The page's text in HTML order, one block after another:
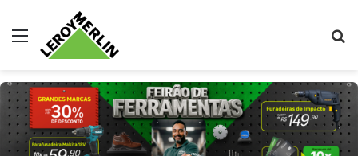
Menu